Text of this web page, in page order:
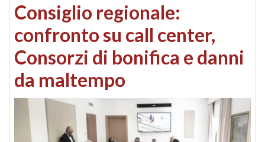
Consiglio regionale:
confronto su call center,
Consorzi di bonifica e danni
da maltempo